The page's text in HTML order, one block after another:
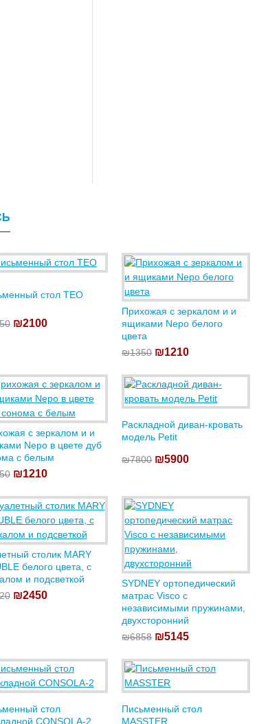
стол TEO
₪2100
Прихожая с зеркалом и и
ящиками Nepo белого
цвета
₪1350 ₪1210
с зеркалом и и
Nepo в цвете дуб
с белым
₪1210
Раскладной диван-кровать
модель Petit
₪7800 ₪5900
столик MARY
белого цвета, с
и подсветкой
₪2450
SYDNEY ортопедический
матрас Visco с
независимыми пружинами,
двухсторонний
₪6858 ₪5145
стол
CONSOLA-2
Письменный стол
MASSTER